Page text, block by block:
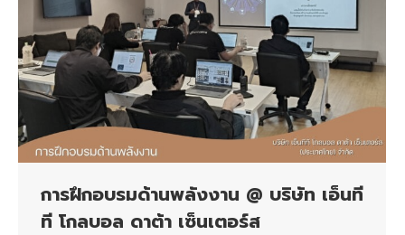
การฝึกอบรมด้านพลังงาน @ บริษัท เอ็นที
ที โกลบอล ดาต้า เซ็นเตอร์ส